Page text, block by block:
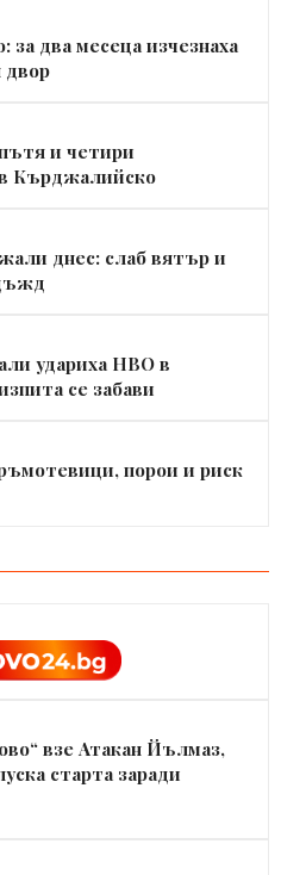
два месеца изчезнаха
двор
и четири
Кърджалийско
днес: слаб вятър и
удариха НВО в
се забави
порои и риск
взе Атакан Йълмаз,
старта заради